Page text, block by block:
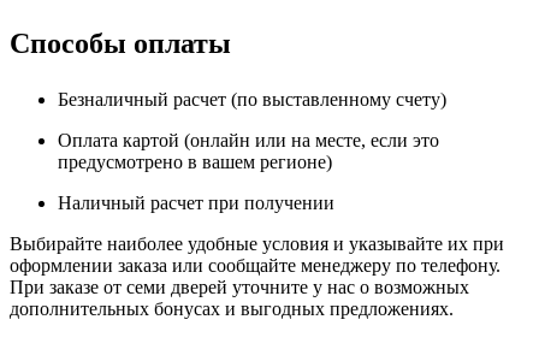
Способы оплаты
Безналичный расчет (по выставленному счету)
Оплата картой (онлайн или на месте, если это
предусмотрено в вашем регионе)
Наличный расчет при получении
Выбирайте наиболее удобные условия и указывайте их при
оформлении заказа или сообщайте менеджеру по телефону.
При заказе от семи дверей уточните у нас о возможных
дополнительных бонусах и выгодных предложениях.